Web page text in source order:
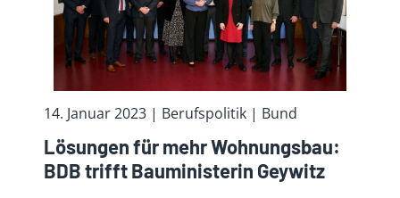
14. Januar 2023 | Berufspolitik | Bund
Lösungen für mehr Wohnungsbau:
BDB trifft Bauministerin Geywitz